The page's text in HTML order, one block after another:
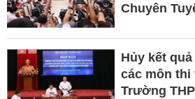
Chuyên
Hủy kết
các môn thi
Trường